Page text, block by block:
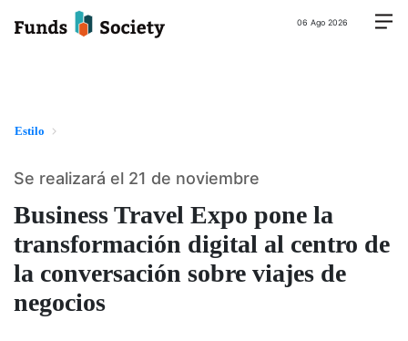
06 Ago 2026
Estilo
Business Travel Expo pone la
transformación digital al centro de
la conversación sobre viajes de
negocios
Se realizará el 21 de noviembre